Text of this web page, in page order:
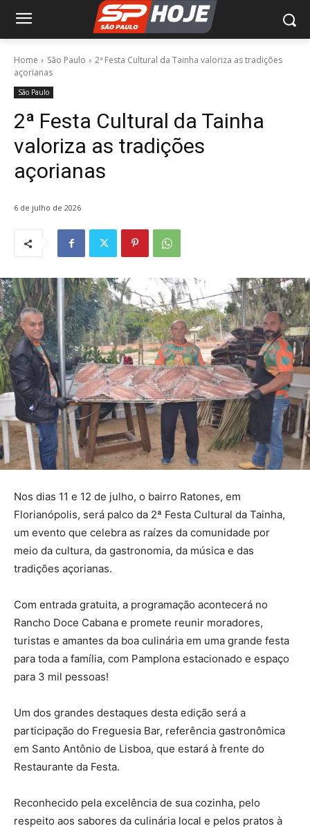
Home São Paulo
2ª Festa Cultural da Tainha valoriza as tradições
açorianas
São Paulo
2ª Festa Cultural da Tainha
valoriza as tradições
açorianas
6 de julho de 2026
Nos dias 11 e 12 de julho, o bairro Ratones, em
Florianópolis, será palco da 2ª Festa Cultural da Tainha,
um evento que celebra as raízes da comunidade por
meio da cultura, da gastronomia, da música e das
tradições açorianas.
Com entrada gratuita, a programação acontecerá no
Rancho Doce Cabana e promete reunir moradores,
turistas e amantes da boa culinária em uma grande festa
para toda a família, com Pamplona estacionado e espaço
para 3 mil pessoas!
Um dos grandes destaques desta edição será a
participação do Freguesia Bar, referência gastronômica
em Santo Antônio de Lisboa, que estará à frente do
Restaurante da Festa.
Reconhecido pela excelência de sua cozinha, pelo
respeito aos sabores da culinária local e pelos pratos à